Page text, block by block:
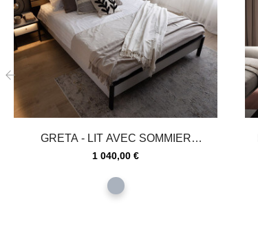
GRETA - LIT AVEC SOMMIER
RELEVABLE ET LED EN...
Prix
1 040,00 €
gris